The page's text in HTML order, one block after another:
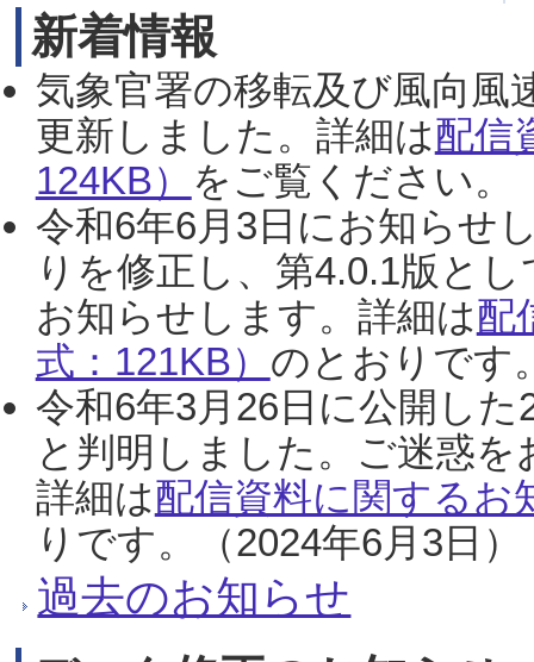
新着情報
気象官署の移転及び風向風
更新しました。詳細は配信
124KB） をご覧ください。
令和6年6月3日にお知らせ
りを修正し、第4.0.1版と
お知らせします。詳細は配
式：121KB） のとおりです
令和6年3月26日に公開し
と判明しました。ご迷惑
詳細は配信資料に関するお
りです。（2024年6月3日）
過去のお知らせ